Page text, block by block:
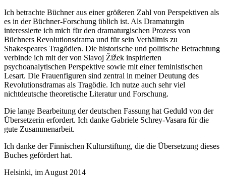
Ich betrachte Büchner aus einer größeren Zahl von Perspektiven als
es in der Büchner-Forschung üblich ist. Als Dramaturgin
interessierte ich mich für den dramaturgischen Prozess von
Büchners Revolutionsdrama und für sein Verhältnis zu
Shakespeares Tragödien. Die historische und politische Betrachtung
verbinde ich mit der von Slavoj Žižek inspirierten
psychoanalytischen Perspektive sowie mit einer feministischen
Lesart. Die Frauenfiguren sind zentral in meiner Deutung des
Revolutionsdramas als Tragödie. Ich nutze auch sehr viel
nichtdeutsche theoretische Literatur und Forschung.
Die lange Bearbeitung der deutschen Fassung hat Geduld von der
Übersetzerin erfordert. Ich danke Gabriele Schrey-Vasara für die
gute Zusammenarbeit.
Ich danke der Finnischen Kulturstiftung, die die Übersetzung dieses
Buches gefördert hat.
Helsinki, im August 2014